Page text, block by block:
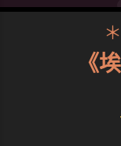
《